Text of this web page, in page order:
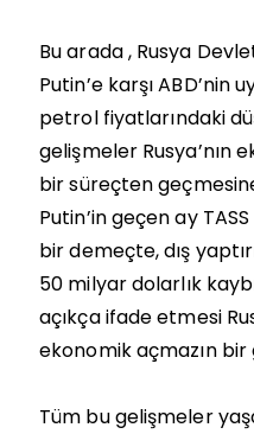
Bu arada , Rusya
Putin’e karşı ABD’nin
petrol fiyatlarındaki
gelişmeler Rusya’nın
bir süreçten
Putin’in geçen ay
bir demeçte, dış
50 milyar dolarlık
açıkça ifade etmesi
ekonomik açmazın
Tüm bu gelişmeler